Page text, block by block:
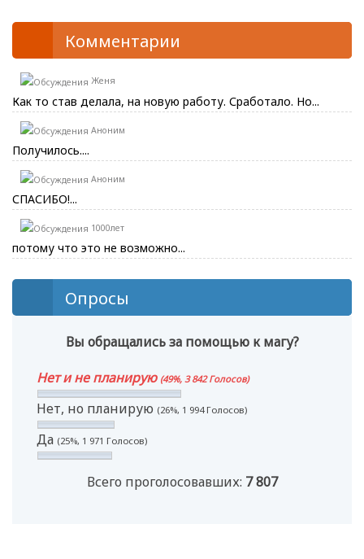
Комментарии
Женя
Как то став делала, на новую работу. Сработало. Но...
Аноним
Получилось....
Аноним
СПАСИБО!...
1000лет
потому что это не возможно...
Опросы
Вы обращались за помощью к магу?
Нет и не планирую (49%, 3 842 Голосов)
Нет, но планирую (26%, 1 994 Голосов)
Да (25%, 1 971 Голосов)
Всего проголосовавших: 7 807